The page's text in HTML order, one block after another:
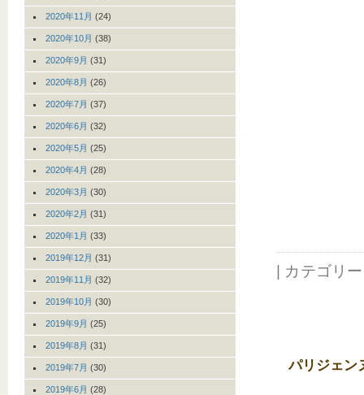
2020年11月 (24)
2020年10月 (38)
2020年9月 (31)
2020年8月 (26)
2020年7月 (37)
2020年6月 (32)
2020年5月 (25)
2020年4月 (28)
2020年3月 (30)
2020年2月 (31)
2020年1月 (33)
2019年12月 (31)
2019年11月 (32)
2019年10月 (30)
2019年9月 (25)
2019年8月 (31)
2019年7月 (30)
2019年6月 (28)
| カテゴリ
パリジェン